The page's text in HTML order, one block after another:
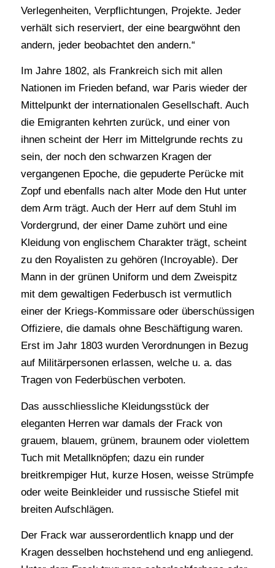
Verlegenheiten, Verpflichtungen, Projekte. Jeder
verhält sich reserviert, der eine beargwöhnt den
andern, jeder beobachtet den andern.“
Im Jahre 1802, als Frankreich sich mit allen
Nationen im Frieden befand, war Paris wieder der
Mittelpunkt der internationalen Gesellschaft. Auch
die Emigranten kehrten zurück, und einer von
ihnen scheint der Herr im Mittelgrunde rechts zu
sein, der noch den schwarzen Kragen der
vergangenen Epoche, die gepuderte Perücke mit
Zopf und ebenfalls nach alter Mode den Hut unter
dem Arm trägt. Auch der Herr auf dem Stuhl im
Vordergrund, der einer Dame zuhört und eine
Kleidung von englischem Charakter trägt, scheint
zu den Royalisten zu gehören (Incroyable). Der
Mann in der grünen Uniform und dem Zweispitz
mit dem gewaltigen Federbusch ist vermutlich
einer der Kriegs-Kommissare oder überschüssigen
Offiziere, die damals ohne Beschäftigung waren.
Erst im Jahr 1803 wurden Verordnungen in Bezug
auf Militärpersonen erlassen, welche u. a. das
Tragen von Federbüschen verboten.
Das ausschliessliche Kleidungsstück der
eleganten Herren war damals der Frack von
grauem, blauem, grünem, braunem oder violettem
Tuch mit Metallknöpfen; dazu ein runder
breitkrempiger Hut, kurze Hosen, weisse Strümpfe
oder weite Beinkleider und russische Stiefel mit
breiten Aufschlägen.
Der Frack war ausserordentlich knapp und der
Kragen desselben hochstehend und eng anliegend.